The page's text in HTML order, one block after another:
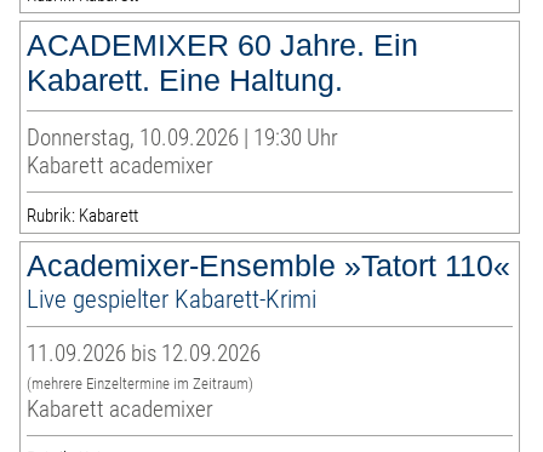
ACADEMIXER 60 Jahre. Ein
Kabarett. Eine Haltung.
Donnerstag, 10.09.2026 | 19:30 Uhr
Kabarett academixer
Rubrik: Kabarett
Academixer-Ensemble »Tatort 110«
Live gespielter Kabarett-Krimi
11.09.2026 bis 12.09.2026
(mehrere Einzeltermine im Zeitraum)
Kabarett academixer